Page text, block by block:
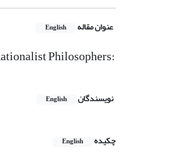
عنوان مقاله English
Philosophers:
نویسندگان English
چکیده
English